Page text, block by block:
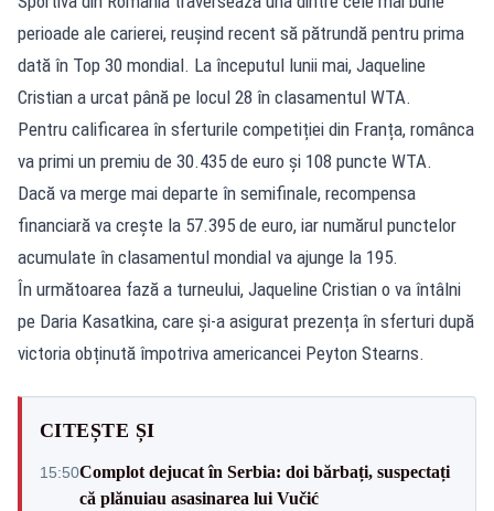
perioade ale carierei, reușind recent să pătrundă pentru prima
dată în Top 30 mondial. La începutul lunii mai, Jaqueline
Cristian a urcat până pe locul 28 în clasamentul WTA.
Pentru calificarea în sferturile competiției din Franța, românca
va primi un premiu de 30.435 de euro și 108 puncte WTA.
Dacă va merge mai departe în semifinale, recompensa
financiară va crește la 57.395 de euro, iar numărul punctelor
acumulate în clasamentul mondial va ajunge la 195.
În următoarea fază a turneului, Jaqueline Cristian o va întâlni
pe Daria Kasatkina, care și-a asigurat prezența în sferturi după
victoria obținută împotriva americancei Peyton Stearns.
CITEȘTE ȘI
15:50Complot dejucat în Serbia: doi bărbați, suspectați
că plănuiau asasinarea lui Vučić